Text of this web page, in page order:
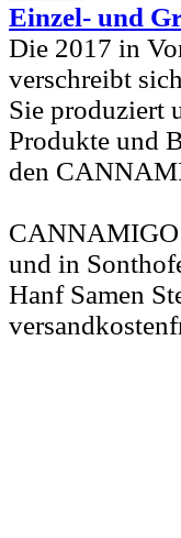
Einzel- und
Die 2017 in
verschreibt
Sie produziert
Produkte und
den
CANNAMIGO
und in
Hanf Samen